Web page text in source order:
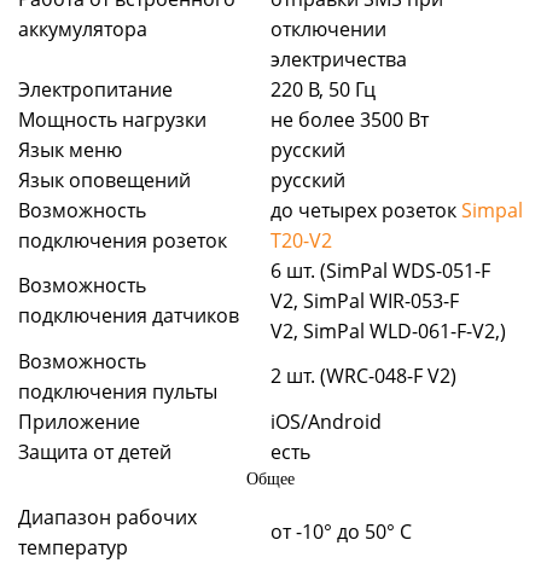
аккумулятора
отключении
электричества
Электропитание
220 В, 50 Гц
Мощность нагрузки
не более 3500 Вт
Язык меню
русский
Язык оповещений
русский
Возможность
подключения розеток
до четырех розетокSimpal
T20-V2
Возможность
подключения датчиков
6 шт. (SimPal WDS-051-F
V2, SimPal WIR-053-F
V2, SimPal WLD-061-F-V2,)
Возможность
подключения пульты
2 шт. (WRC-048-F V2)
Приложение
iOS/Android
Защита от детей
есть
Общее
Диапазон рабочих
температур
от -10° до 50° С